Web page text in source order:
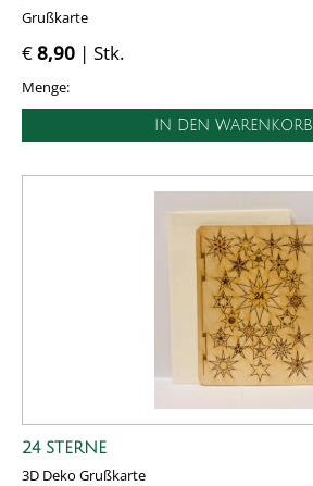
Grußkarte
€8,90 | Stk.
Menge:
IN DEN WARENKORB
24 STERNE
3D Deko Grußkarte